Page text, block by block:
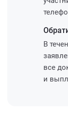
В
все
и